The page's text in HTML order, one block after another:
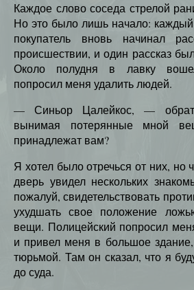
Каждое слово соседа стрелой
Но это было лишь начало:
покупатель вновь начинал
происшествии, и один рассказ
Около полудня в лавку
попросил меня удалить людей.
— Синьор Цалейкос, —
вынимая потерянные мной
принадлежат вам?
Я хотел было отречься от них, но
дверь увидел нескольких
пожалуй, свидетельствовать
ухудшать свое положение
вещи. Полицейский попросил
и привел меня в большое здание,
тюрьмой. Там он сказал, что я
до суда.